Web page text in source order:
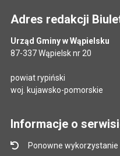
Adres redakcji
Urząd Gminy w Wąpielsku
87-337 Wąpielsk nr 20
powiat rypiński
woj. kujawsko-pomorskie
Informacje o
Ponowne wykorzystanie